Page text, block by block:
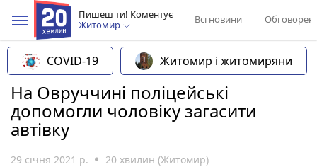
Пишеш ти! Коментує
Житомир
Всі новини
COVID-19 Житомир і житомиряни
На Овруччині поліцейські
допомогли чоловіку загасити
автівку
29 січня 2021 р. 20 хвилин (Житомир)